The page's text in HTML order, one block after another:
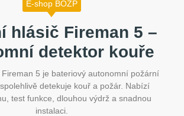
E-shop BOZP
hlásič Fireman 5 –
detektor kouře
5 je bateriový autonomní požární
detekuje kouř a požár. Nabízí
test funkce, dlouhou výdrž a snadnou
instalaci.